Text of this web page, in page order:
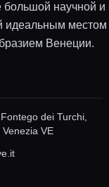
научной и
идеальным
Венеции.
dei Turchi,
VE